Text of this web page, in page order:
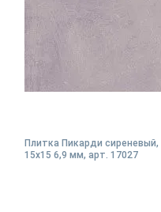
Плитка Пикарди сиреневый,
15x15 6,9 мм, арт. 17027